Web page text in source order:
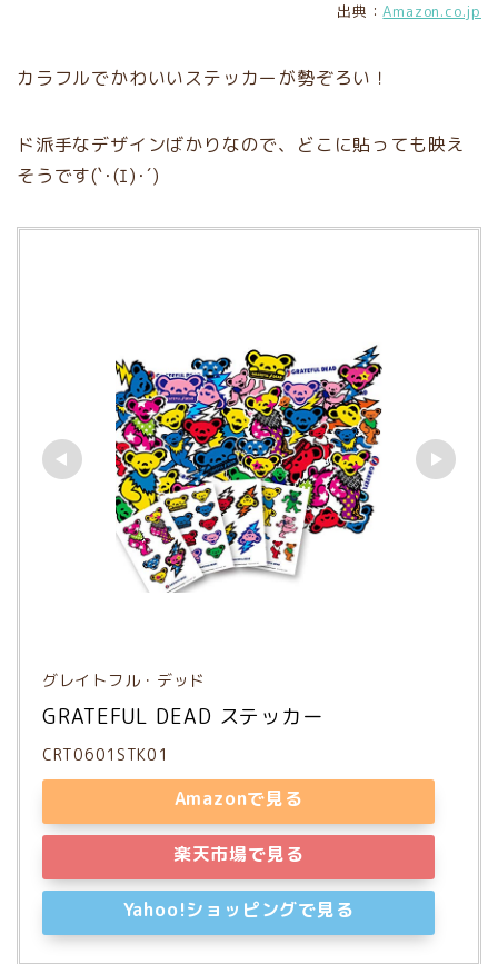
出典：Amazon.co.jp
カラフルでかわいいステッカーが勢ぞろい！
ド派手なデザインばかりなので、どこに貼っても映え
そうです(`･(ｴ)･´)
グレイトフル・デッド
GRATEFUL DEAD ステッカー
CRT0601STK01
Amazonで見る
楽天市場で見る
Yahoo!ショッピングで見る